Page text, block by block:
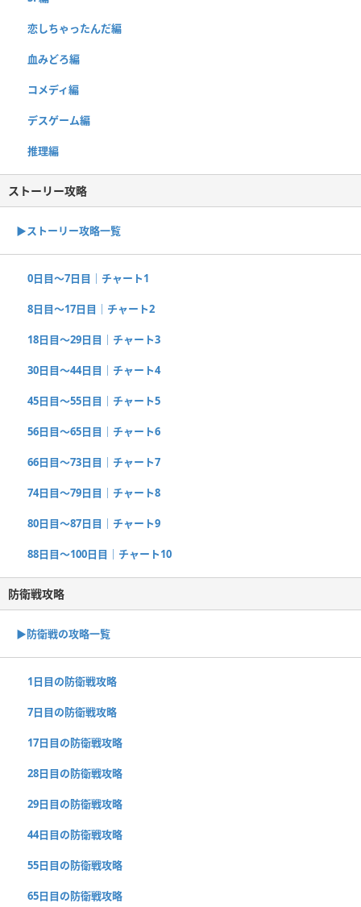
恋しちゃったんだ編
血みどろ編
コメディ編
デスゲーム編
推理編
ストーリー攻略
▶︎ストーリー攻略一覧
0日目〜7日目｜チャート1
8日目〜17日目｜チャート2
18日目〜29日目｜チャート3
30日目〜44日目｜チャート4
45日目〜55日目｜チャート5
56日目〜65日目｜チャート6
66日目〜73日目｜チャート7
74日目〜79日目｜チャート8
80日目〜87日目｜チャート9
88日目〜100日目｜チャート10
防衛戦攻略
▶︎防衛戦の攻略一覧
1日目の防衛戦攻略
7日目の防衛戦攻略
17日目の防衛戦攻略
28日目の防衛戦攻略
29日目の防衛戦攻略
44日目の防衛戦攻略
55日目の防衛戦攻略
65日目の防衛戦攻略